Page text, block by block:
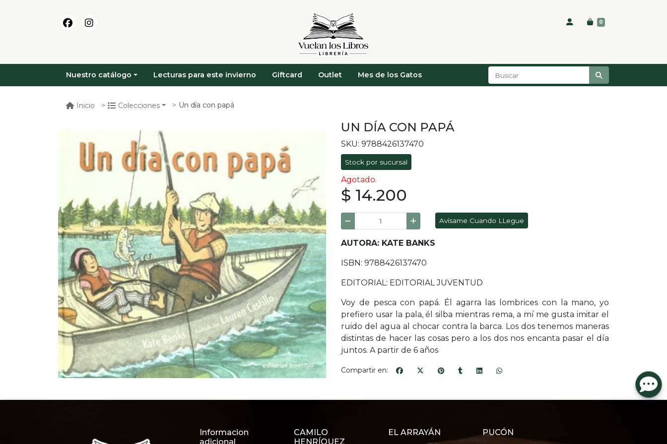
0
Nuestro catálogo Lecturas para este invierno Giftcard Outlet Mes de los Gatos
Inicio Colecciones Un día con papá
UN DÍA CON PAPÁ
SKU: 9788426137470
Stock por sucursal
Agotado.
$ 14.200
Avísame Cuando LLegue
AUTORA: KATE BANKS
ISBN: 9788426137470
EDITORIAL: EDITORIAL JUVENTUD
Voy de pesca con papá. Él agarra las lombrices con la mano, yo
prefiero usar la pala, él silba mientras rema, a mí me gusta imitar el
ruido del agua al chocar contra la barca. Los dos tenemos maneras
distintas de hacer las cosas pero a los dos nos encanta pasar el día
juntos. A partir de 6 años
Compartir en:
Informacion
adicional
CAMILO
HENRÍQUEZ
EL ARRAYÁN PUCÓN